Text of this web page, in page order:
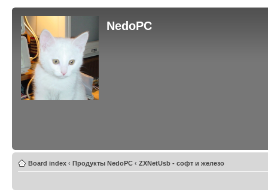
NedoPC
Board index ‹ Продукты NedoPC ‹ ZXNetUsb - софт и железо